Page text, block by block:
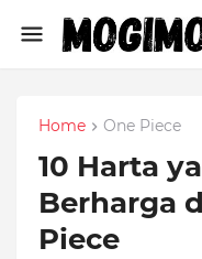
Home One Piece
10 Harta
Berharga
Piece